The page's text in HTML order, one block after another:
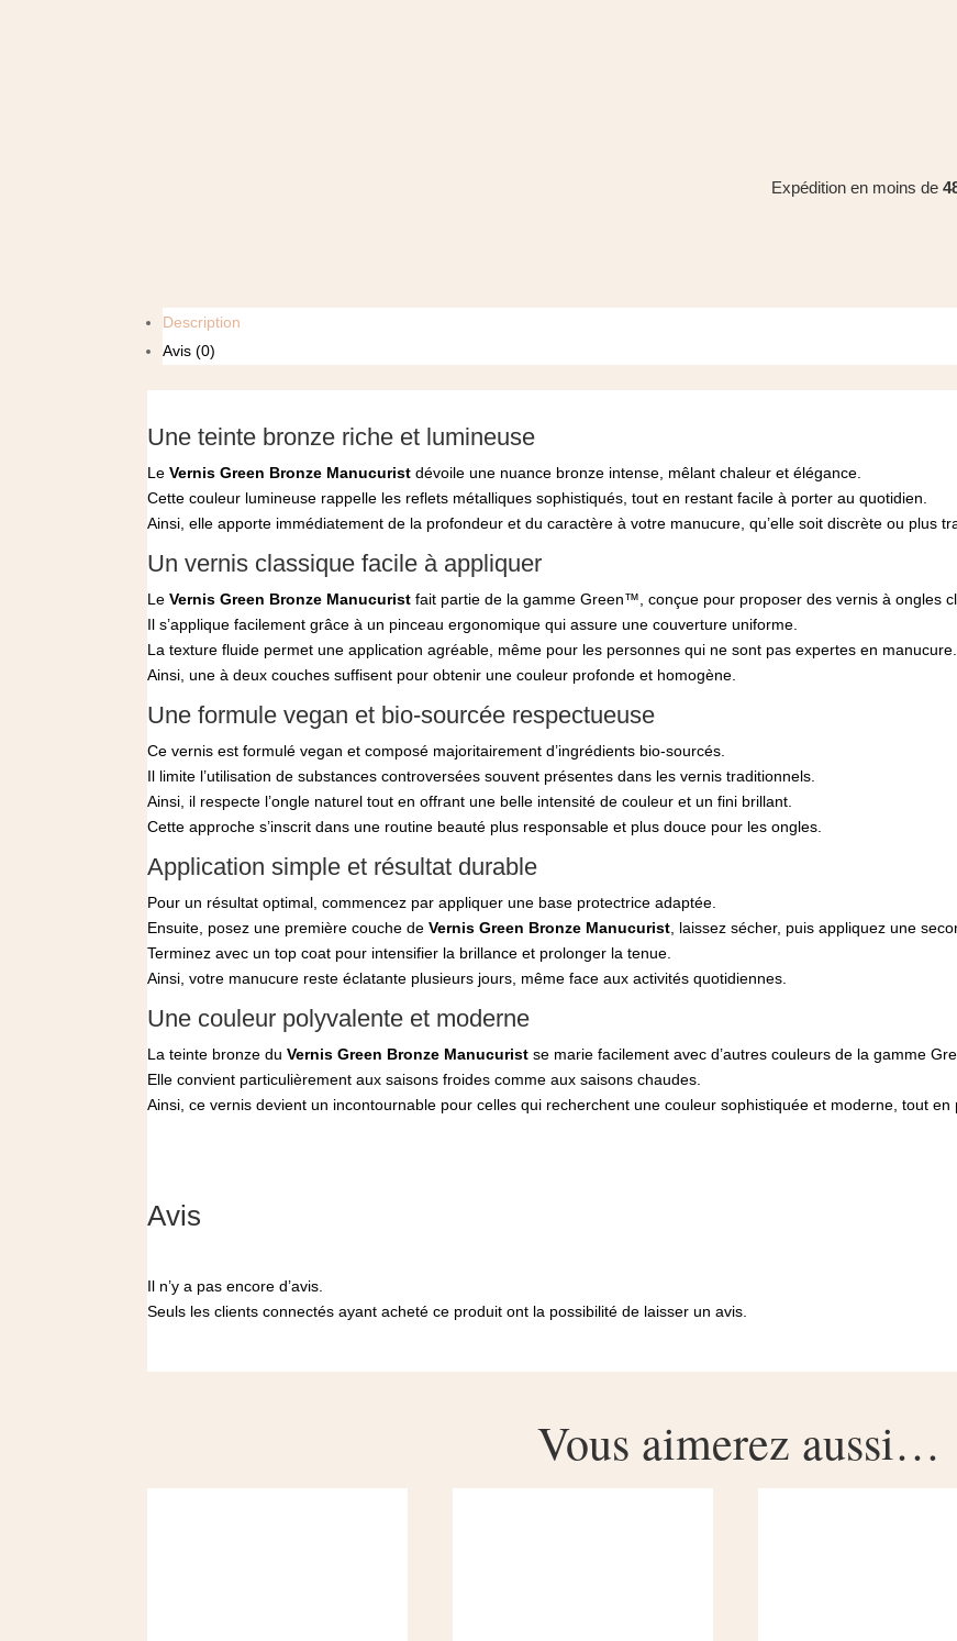
Expédition en moins de
Description
Avis (0)
Une teinte bronze riche et lumineuse
LeVernis Green Bronze Manucurist dévoile une nuance bronze intense, mêlant chaleur et élégance.
Cette couleur lumineuse rappelle les reflets métalliques sophistiqués, tout en restant facile à porter au quotidien.
Ainsi, elle apporte immédiatement de la profondeur et du caractère à votre manucure, qu’elle soit discrète ou plus
Un vernis classique facile à appliquer
LeVernis Green Bronze Manucurist fait partie de la gamme Green™, conçue pour proposer des vernis à ongles
Il s’applique facilement grâce à un pinceau ergonomique qui assure une couverture uniforme.
La texture fluide permet une application agréable, même pour les personnes qui ne sont pas expertes en manucure.
Ainsi, une à deux couches suffisent pour obtenir une couleur profonde et homogène.
Une formule vegan et bio‑sourcée respectueuse
Ce vernis est formulé vegan et composé majoritairement d’ingrédients bio‑sourcés.
Il limite l’utilisation de substances controversées souvent présentes dans les vernis traditionnels.
Ainsi, il respecte l’ongle naturel tout en offrant une belle intensité de couleur et un fini brillant.
Cette approche s’inscrit dans une routine beauté plus responsable et plus douce pour les ongles.
Application simple et résultat durable
Pour un résultat optimal, commencez par appliquer une base protectrice adaptée.
Ensuite, posez une première couche deVernis Green Bronze Manucurist, laissez sécher, puis appliquez une
Terminez avec un top coat pour intensifier la brillance et prolonger la tenue.
Ainsi, votre manucure reste éclatante plusieurs jours, même face aux activités quotidiennes.
Une couleur polyvalente et moderne
La teinte bronze duVernis Green Bronze Manucurist se marie facilement avec d’autres couleurs de la gamme
Elle convient particulièrement aux saisons froides comme aux saisons chaudes.
Ainsi, ce vernis devient un incontournable pour celles qui recherchent une couleur sophistiquée et moderne, tout
Avis
Il n’y a pas encore d’avis.
Seuls les clients connectés ayant acheté ce produit ont la possibilité de laisser un avis.
Vous aimerez aussi…